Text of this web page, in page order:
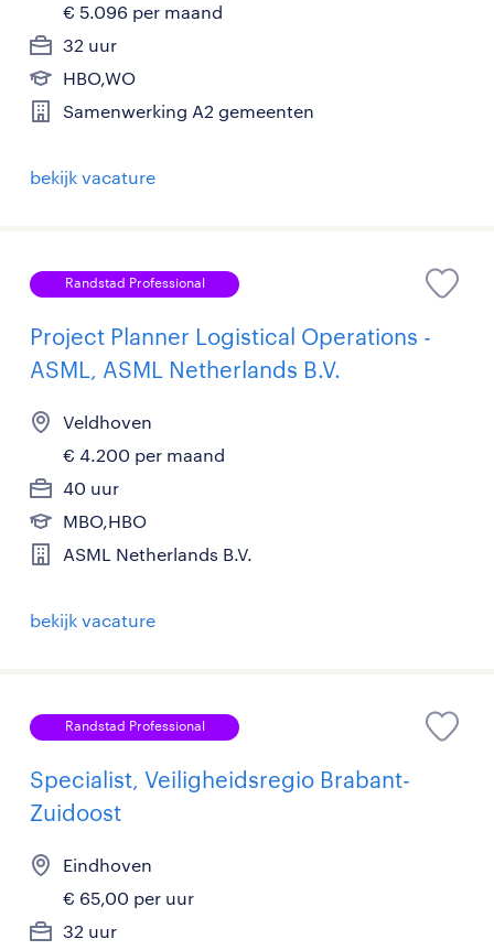
€ 5.096 per maand
32 uur
HBO,WO
Samenwerking A2 gemeenten
bekijk vacature
Randstad Professional
Project Planner Logistical Operations -
ASML, ASML Netherlands B.V.
Veldhoven
€ 4.200 per maand
40 uur
MBO,HBO
ASML Netherlands B.V.
bekijk vacature
Randstad Professional
Specialist, Veiligheidsregio Brabant-
Zuidoost
Eindhoven
€ 65,00 per uur
32 uur